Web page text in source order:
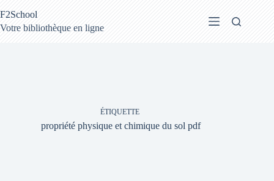
au
contenu
F2School
Votre bibliothèque en ligne
ÉTIQUETTE
propriété physique et chimique du sol pdf